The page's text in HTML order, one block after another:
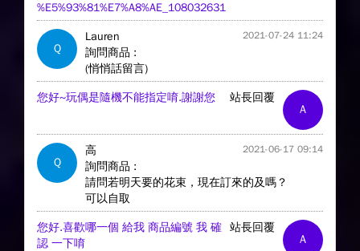
%E5%93%81%E7%A8%AE_108032631
Q
Lauren 2021-07-24 11:24
詢問商品 :
(悄悄話留言)
A
站長回覆
您好~玩偶是隨機不能指定唷.謝謝您
Q
高 2021-06-17 09:14
詢問商品 :
請問若明天要的花束，現在訂來的及嗎？
可以自取
A
站長回覆
您好.喜歡哪一個 給我 商品編號 我 確
認 一下唷